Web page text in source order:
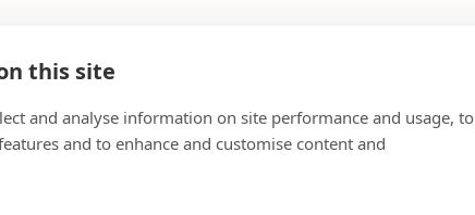
this site
and analyse information on site performance and usage, to
and to enhance and customise content and